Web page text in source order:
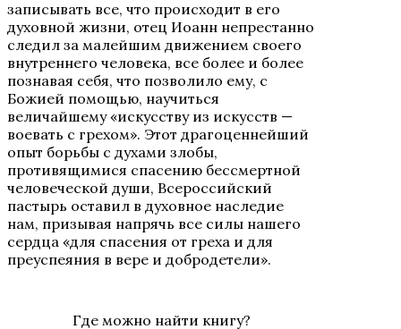
записывать все, что происходит в его
духовной жизни, отец Иоанн непрестанно
следил за малейшим движением своего
внутреннего человека, все более и более
познавая себя, что позволило ему, с
Божией помощью, научиться
величайшему «искусству из искусств —
воевать с грехом». Этот драгоценнейший
опыт борьбы с духами злобы,
противящимися спасению бессмертной
человеческой души, Всероссийский
пастырь оставил в духовное наследие
нам, призывая напрячь все силы нашего
сердца «для спасения от греха и для
преуспеяния в вере и добродетели».
Где можно найти книгу?